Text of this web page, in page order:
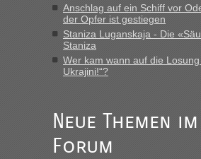
keine Probleme geben“
Recht, Visa und
gebrauchter Kleidung beim Zoll
„Hallo Leute, ich weiß nicht, ob ich
mitnehmen. Es ist gebrauchte
Berichte und Reisetipps •
Anschlag auf ein Schiff vor
der Opfer ist gestiegen
Staniza Luganskaja - Die
Staniza
Wer kam wann auf die Losung
Ukrajini!“?
Neue Themen im
Forum